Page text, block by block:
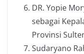
DR. Yopie
sebagai
Provinsi
Sudaryano